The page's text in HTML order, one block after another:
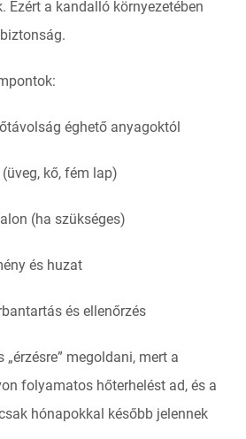
Ezért a kandalló környezetében
éghető anyagoktól
kő, fém lap)
(ha szükséges)
és huzat
és ellenőrzés
„érzésre” megoldani, mert a
folyamatos hőterhelést ad, és a
hónapokkal később jelennek